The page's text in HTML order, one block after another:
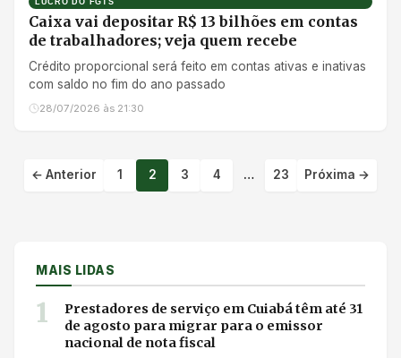
Caixa vai depositar R$ 13 bilhões em contas
de trabalhadores; veja quem recebe
Crédito proporcional será feito em contas ativas e inativas
com saldo no fim do ano passado
28/07/2026 às 21:30
Paginação de
← Anterior 1 2 3 4 … 23 Próxima →
MAIS LIDAS
1
Prestadores de serviço em Cuiabá têm até 31
de agosto para migrar para o emissor
nacional de nota fiscal